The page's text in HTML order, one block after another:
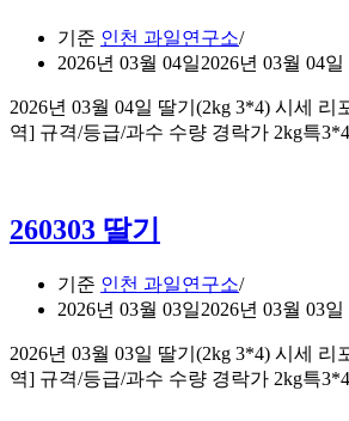
기준 인천 과일연구소
2026년 03월 04일2026년 03월 04일
2026년 03월 04일 딸기(2kg 3*4) 시세
역] 규격/등급/과수 수량 경락가 2kg특
260303 딸기
기준 인천 과일연구소
2026년 03월 03일2026년 03월 03일
2026년 03월 03일 딸기(2kg 3*4) 시세
역] 규격/등급/과수 수량 경락가 2kg특